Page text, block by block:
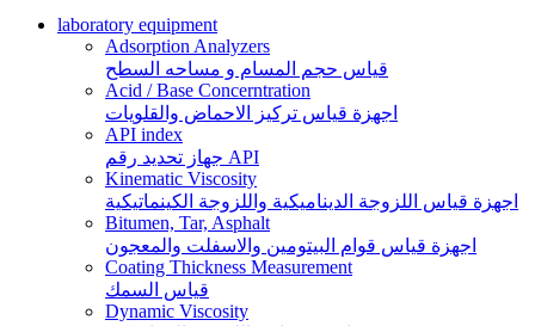
laboratory equipment
Adsorption Analyzers
قياس حجم المسام و مساحه السطح
Acid / Base Concerntration
اجهزة قياس تركيز الاحماض والقلويات
API index
جهاز تحديد رقم API
Kinematic Viscosity
اجهزة قياس اللزوجة الديناميكية واللزوجة الكينماتيكية
Bitumen, Tar, Asphalt
اجهزة قياس قوام البيتومين والاسفلت والمعجون
Coating Thickness Measurement
قياس السمك
Dynamic Viscosity